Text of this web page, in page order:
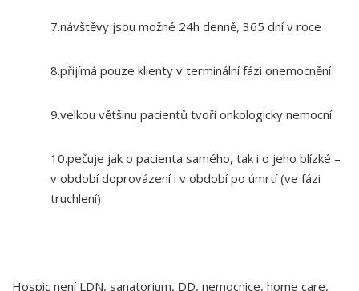
7.návštěvy jsou možné 24h denně, 365 dní v roce
8.přijímá pouze klienty v terminální fázi onemocnění
9.velkou většinu pacientů tvoří onkologicky nemocní
10.pečuje jak o pacienta samého, tak i o jeho blízké –
v období doprovázení i v období po úmrtí (ve fázi
truchlení)
Hospic není LDN, sanatorium, DD, nemocnice, home care,